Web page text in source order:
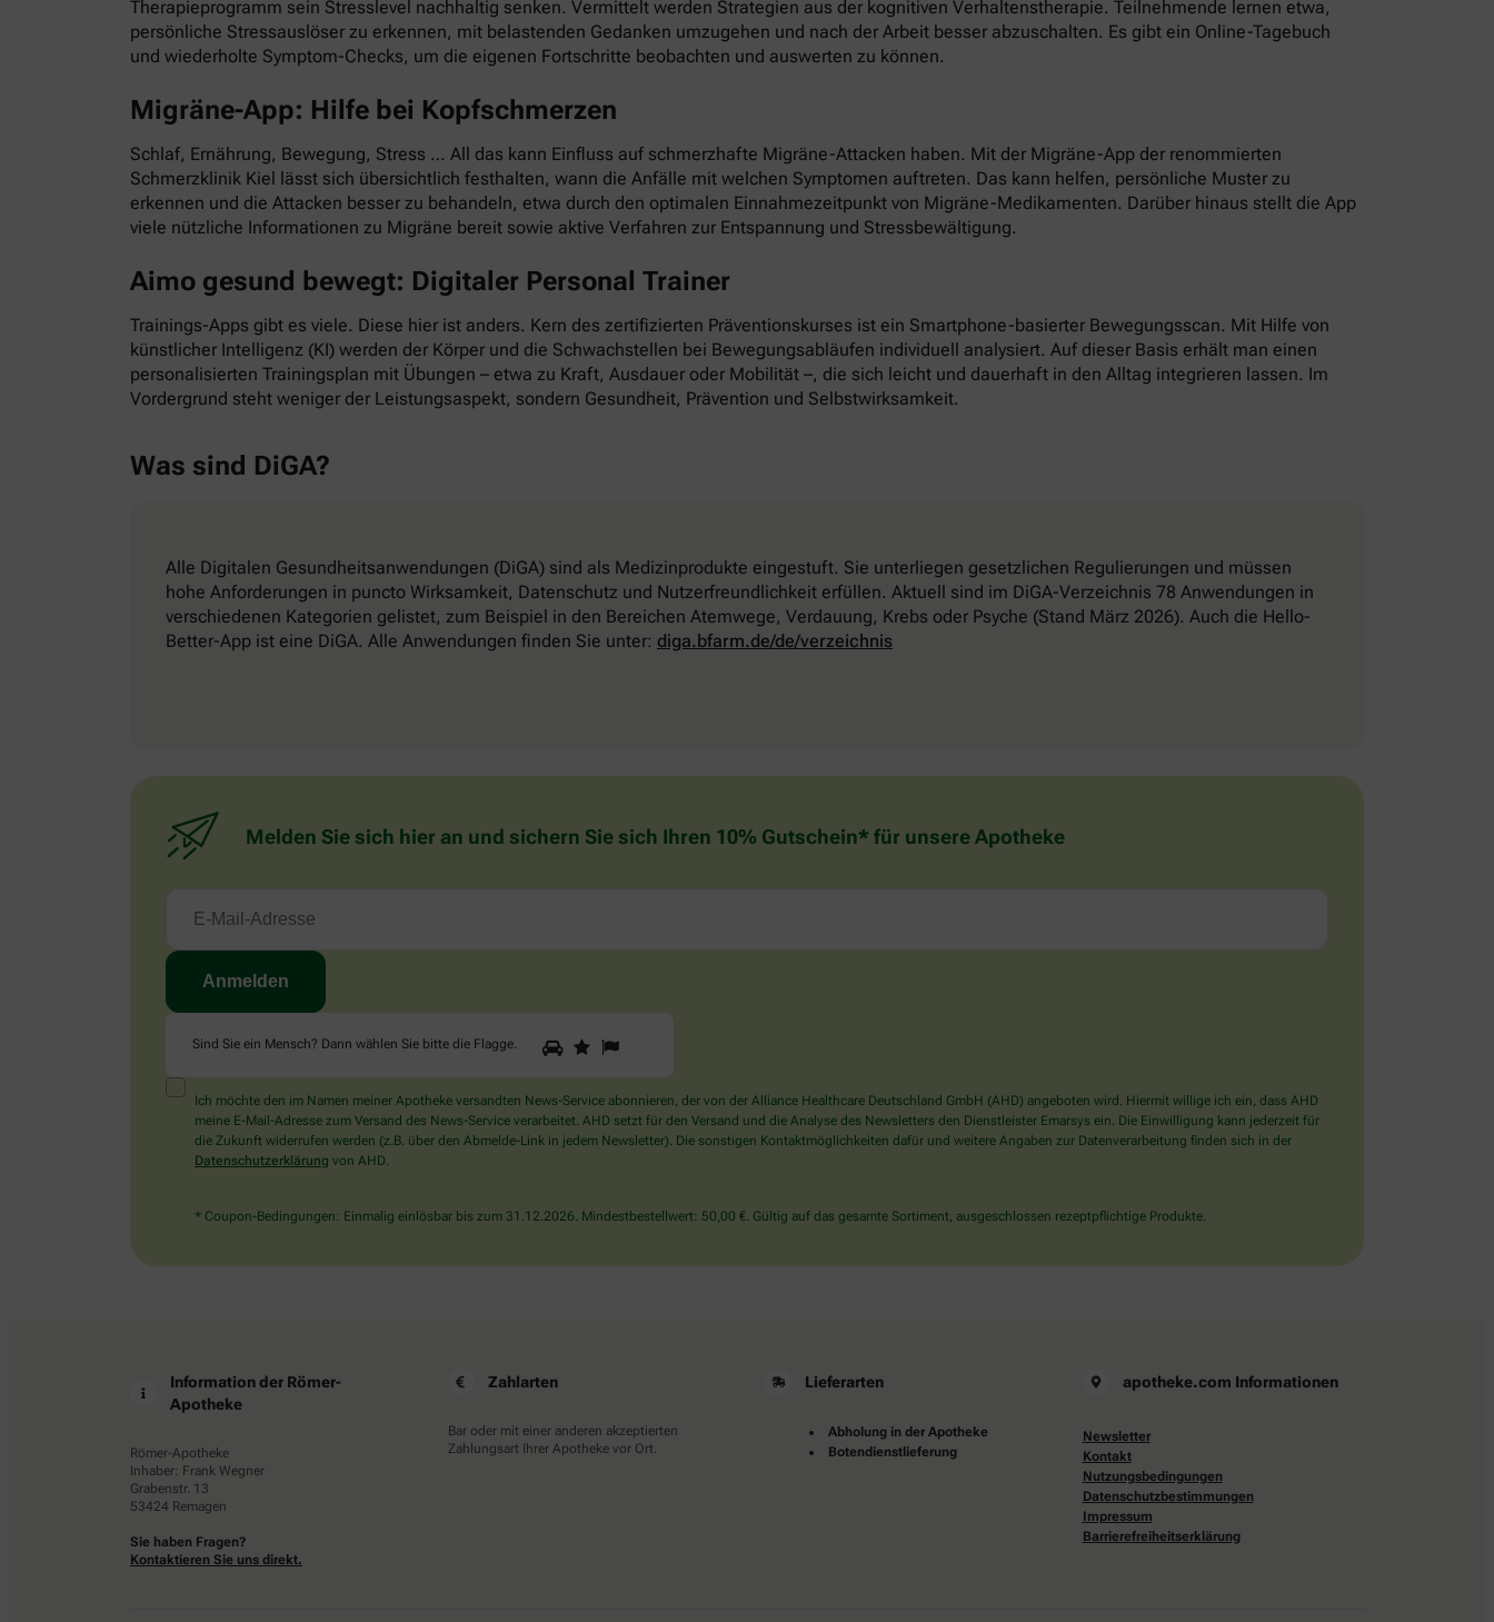
Therapieprogramm sein Stresslevel nachhaltig senken. Vermittelt werden Strategien aus der kognitiven Verhaltenstherapie. Teilnehmende lernen etwa,
persönliche Stressauslöser zu erkennen, mit belastenden Gedanken umzugehen und nach der Arbeit besser abzuschalten. Es gibt ein Online-Tagebuch
und wiederholte Symptom-Checks, um die eigenen Fortschritte beobachten und auswerten zu können.
Migräne-App: Hilfe bei Kopfschmerzen
Schlaf, Ernährung, Bewegung, Stress … All das kann Einfluss auf schmerzhafte Migräne-Attacken haben. Mit der Migräne-App der renommierten
Schmerzklinik Kiel lässt sich übersichtlich festhalten, wann die Anfälle mit welchen Symptomen auftreten. Das kann helfen, persönliche Muster zu
erkennen und die Attacken besser zu behandeln, etwa durch den optimalen Einnahmezeitpunkt von Migräne-Medikamenten. Darüber hinaus stellt die App
viele nützliche Informationen zu Migräne bereit sowie aktive Verfahren zur Entspannung und Stressbewältigung.
Aimo gesund bewegt: Digitaler Personal Trainer
Trainings-Apps gibt es viele. Diese hier ist anders. Kern des zertifizierten Präventionskurses ist ein Smartphone-basierter Bewegungsscan. Mit Hilfe von
künstlicher Intelligenz (KI) werden der Körper und die Schwachstellen bei Bewegungsabläufen individuell analysiert. Auf dieser Basis erhält man einen
personalisierten Trainingsplan mit Übungen – etwa zu Kraft, Ausdauer oder Mobilität –, die sich leicht und dauerhaft in den Alltag integrieren lassen. Im
Vordergrund steht weniger der Leistungsaspekt, sondern Gesundheit, Prävention und Selbstwirksamkeit.
Was sind DiGA?
Alle Digitalen Gesundheitsanwendungen (DiGA) sind als Medizinprodukte eingestuft. Sie unterliegen gesetzlichen Regulierungen und müssen
hohe Anforderungen in puncto Wirksamkeit, Datenschutz und Nutzerfreundlichkeit erfüllen. Aktuell sind im DiGA-Verzeichnis 78 Anwendungen in
verschiedenen Kategorien gelistet, zum Beispiel in den Bereichen Atemwege, Verdauung, Krebs oder Psyche (Stand März 2026). Auch die Hello-
Better-App ist eine DiGA. Alle Anwendungen finden Sie unter: diga.bfarm.de/de/verzeichnis
Melden Sie sich hier an und sichern Sie sich Ihren 10% Gutschein* für unsere Apotheke
Sind Sie ein Mensch? Dann wählen Sie bitte die Flagge.
Sind
Sie
Mensch?
Dann
wählen
Flagge.
1 2
Ich möchte den im Namen meiner Apotheke versandten News-Service abonnieren, der von der Alliance Healthcare Deutschland GmbH (AHD) angeboten wird. Hiermit willige ich ein, dass AHD
meine E-Mail-Adresse zum Versand des News-Service verarbeitet. AHD setzt für den Versand und die Analyse des Newsletters den Dienstleister Emarsys ein. Die Einwilligung kann jederzeit für
die Zukunft widerrufen werden (z.B. über den Abmelde-Link in jedem Newsletter). Die sonstigen Kontaktmöglichkeiten dafür und weitere Angaben zur Datenverarbeitung finden sich in der
Datenschutzerklärung von AHD.
* Coupon-Bedingungen: Einmalig einlösbar bis zum 31.12.2026. Mindestbestellwert: 50,00 €. Gültig auf das gesamte Sortiment, ausgeschlossen rezeptpflichtige Produkte.
Information der Römer-
Apotheke
Römer-Apotheke
Inhaber: Frank Wegner
Grabenstr. 13
53424 Remagen
Sie haben Fragen?
Kontaktieren Sie uns direkt.
Zahlarten
Bar oder mit einer anderen akzeptierten
Zahlungsart Ihrer Apotheke vor Ort.
Lieferarten
Abholung in der Apotheke
Botendienstlieferung
apotheke.com Informationen
Newsletter
Kontakt
Nutzungsbedingungen
Datenschutzbestimmungen
Impressum
Barrierefreiheitserklärung